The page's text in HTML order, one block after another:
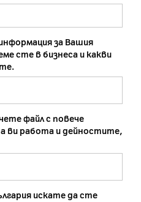
за Вашия
сте в бизнеса и какви
файл с повече
ви работа и дейностите,
искате да сте